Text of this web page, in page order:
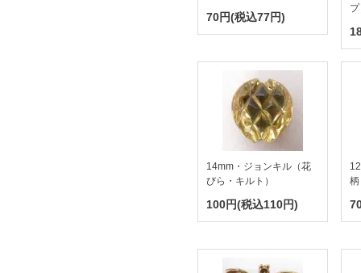
70円(税込77円)
14mm・ジョンキル（花
びら・キルト）
100円(税込110円)